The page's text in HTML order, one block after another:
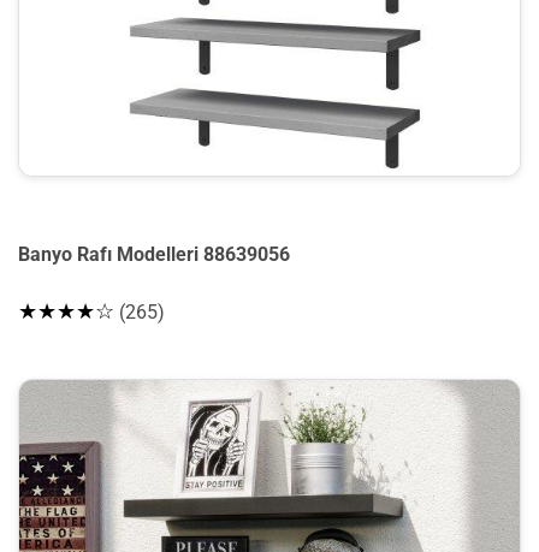
Banyo Rafı Modelleri 88639056
★★★★☆ (265)